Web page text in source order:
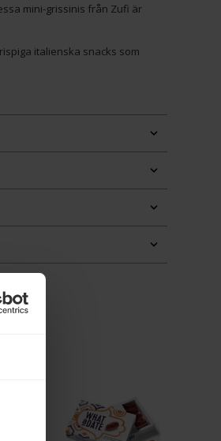
mini-grissinis från Zufi är
italienska snacks som